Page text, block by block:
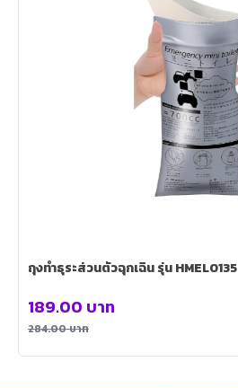
ถุงทำธุระส่วนตัวฉุกเฉิน รุ่น HMEL0135
284.00บาท
189.00 บาท